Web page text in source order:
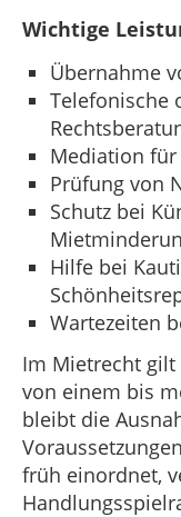
Wichtige
Übernahme
Telefonische
Mediation
Prüfung von
Schutz bei
Hilfe bei
Wartezeiten
Im Mietrecht gilt
von einem bis
bleibt die
früh einordnet,